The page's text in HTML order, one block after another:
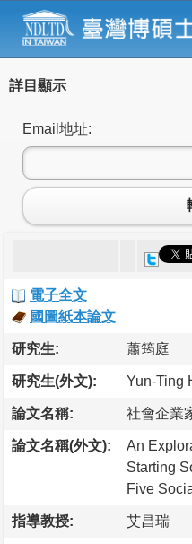
詳目顯示
Email地址:
電子全文
國圖紙本論文
研究生: 蕭筠庭
研究生(外文): Yun-Ting
論文名稱: 社會企業
論文名稱(外文):
An
Starting
Five
指導教授: 艾昌瑞